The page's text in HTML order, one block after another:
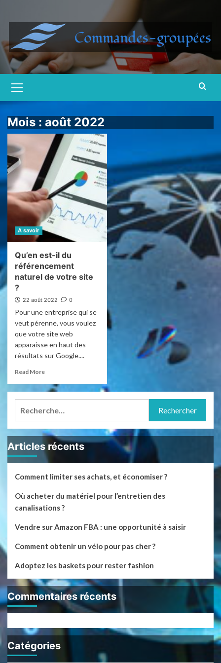
Menu
Mois : août 2022
A savoir
Qu’en est-il du
référencement
naturel de votre site
?
22 août 2022 0
Pour une entreprise qui se
veut pérenne, vous voulez
que votre site web
apparaisse en haut des
résultats sur Google....
Read More
Articles récents
Comment limiter ses achats, et économiser ?
Où acheter du matériel pour l’entretien des
canalisations ?
Vendre sur Amazon FBA : une opportunité à saisir
Comment obtenir un vélo pour pas cher ?
Adoptez les baskets pour rester fashion
Commentaires récents
Catégories